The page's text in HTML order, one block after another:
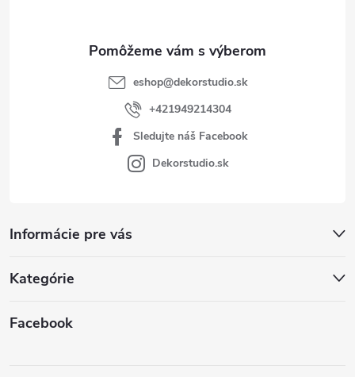
Informácie pre vás
Kategórie
Facebook
eshop@dekorstudio.sk
+421949214304
Sledujte náš Facebook
Dekorstudio.sk